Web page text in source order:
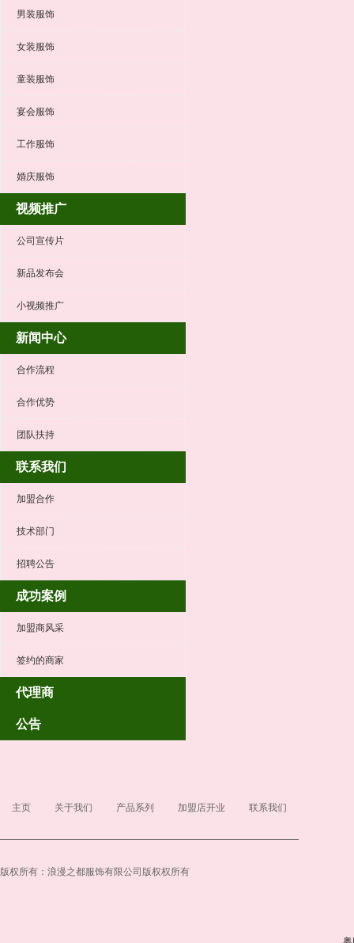
男装服饰
女装服饰
童装服饰
宴会服饰
工作服饰
婚庆服饰
视频推广
公司宣传片
新品发布会
小视频推广
新闻中心
合作流程
合作优势
团队扶持
联系我们
加盟合作
技术部门
招聘公告
成功案例
加盟商风采
签约的商家
代理商
公告
主页 关于我们 产品系列 加盟店开业 联系我们
版权所有：浪漫之都服饰有限公司版权权所有